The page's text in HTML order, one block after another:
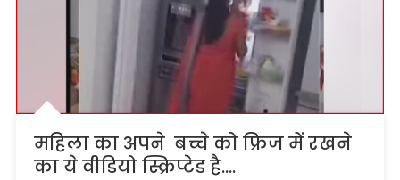
महिला का अपने बच्चे को फ्रिज में रखने
का ये वीडियो स्क्रिप्टेड है….